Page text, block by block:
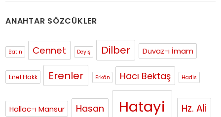
ANAHTAR SÖZCÜKLER
Batın Cennet Deyiş Dilber Duvaz-ı İmam
Enel Hakk Erenler Erkân Hacı Bektaş Hadis
Hallac-ı Mansur Hasan Hatayi Hz. Ali